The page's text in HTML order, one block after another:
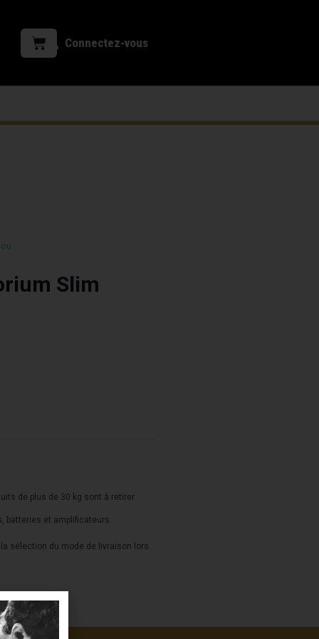
Connectez-vous
Slim
de plus de 30 kg sont à retirer
batteries et amplificateurs.
sélection du mode de livraison lors